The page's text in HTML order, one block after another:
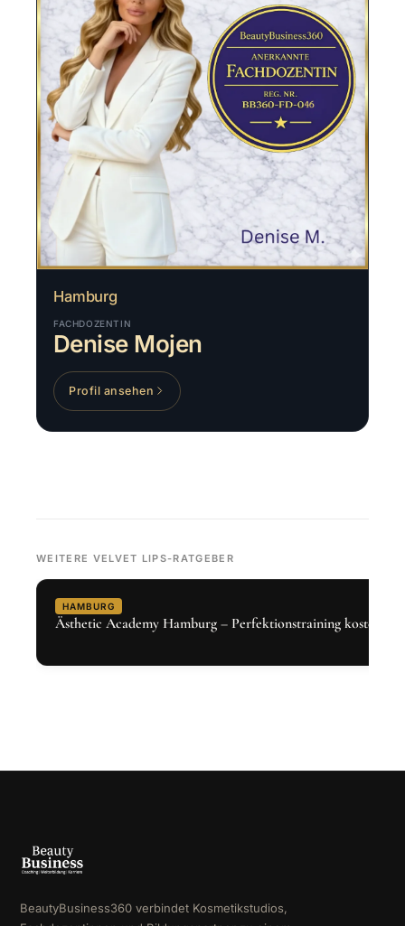
Hamburg
FACHDOZENTIN
Denise Mojen
Profil ansehen
WEITERE VELVET LIPS-RATGEBER
HAMBURG
Ästhetic Academy Hamburg – Perfektionstraining kostenlos
BeautyBusiness360 verbindet Kosmetikstudios,